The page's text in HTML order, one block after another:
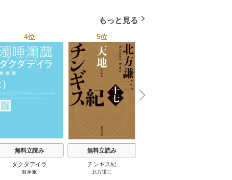
もっと見る
4位
無料立読み
ダクダデイラ
餅屋蛾
5位
無料立読み
チンギス紀
北方謙三
N
x